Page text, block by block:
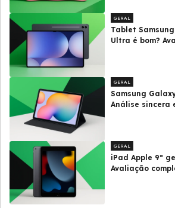
GERAL
Tablet
Ultra é bom?
GERAL
Samsung
Análise sincera
GERAL
iPad Apple 9ª
Avaliação